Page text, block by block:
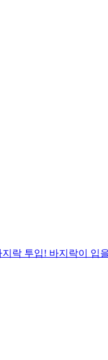
락 투입! 바지락이